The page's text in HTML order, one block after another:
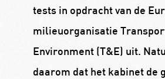
tests in opdracht van de
milieuorganisatie
Environment (T&E) uit.
daarom dat het kabinet de